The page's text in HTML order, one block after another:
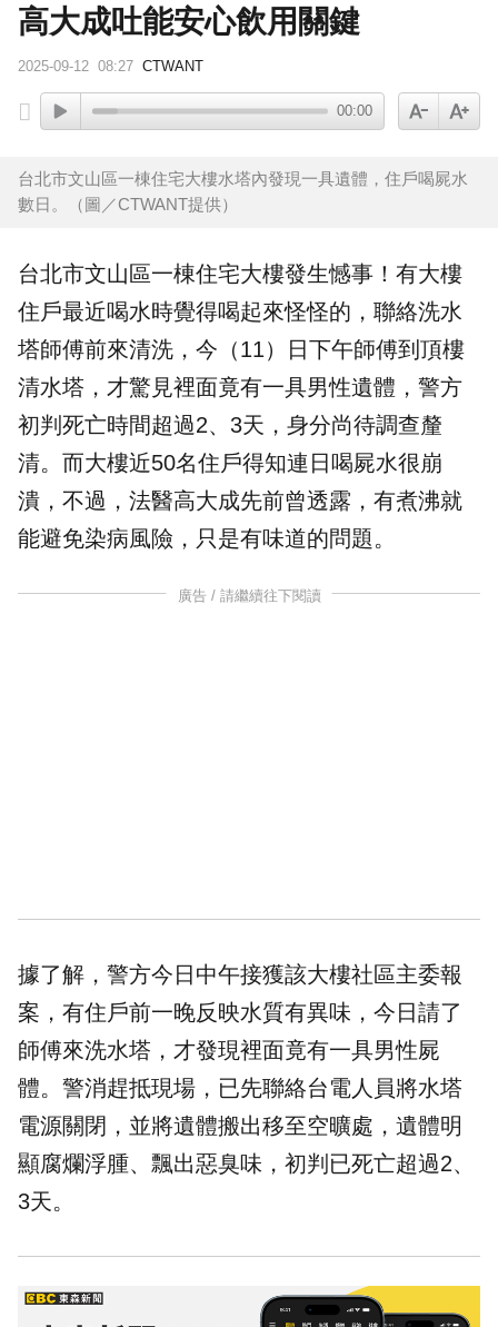
高大成吐能安心飲用關鍵
2025-09-12 08:27 CTWANT
00:00
台北市文山區一棟住宅大樓水塔內發現一具遺體，住戶喝屍水
數日。（圖／CTWANT提供）
台北市文山區一棟住宅大樓發生憾事！有大樓
住戶最近喝水時覺得喝起來怪怪的，聯絡洗水
塔師傅前來清洗，今（11）日下午師傅到頂樓
清水塔，才驚見裡面竟有一具男性遺體，警方
初判死亡時間超過2、3天，身分尚待調查釐
清。而大樓近50名住戶得知連日喝屍水很崩
潰，不過，法醫高大成先前曾透露，有煮沸就
能避免染病風險，只是有味道的問題。
廣告 / 請繼續往下閱讀
據了解，警方今日中午接獲該大樓社區主委報
案，有住戶前一晚反映水質有異味，今日請了
師傅來洗水塔，才發現裡面竟有一具男性屍
體。警消趕抵現場，已先聯絡台電人員將水塔
電源關閉，並將遺體搬出移至空曠處，遺體明
顯腐爛浮腫、飄出惡臭味，初判已死亡超過2、
3天。